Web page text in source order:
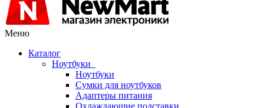
Меню
Каталог
Ноутбуки
Ноутбуки
Сумки для ноутбуков
Адаптеры питания
Охлаждающие подставки